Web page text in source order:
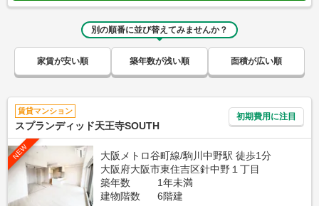
別の順番に並び替えてみませんか？
家賃が安い順 築年数が浅い順 面積が広い順
賃貸マンション
スプランディッド天王寺SOUTH
初期費用に注目
NEW
大阪メトロ谷町線/駒川中野駅 徒歩1分
大阪府大阪市東住吉区針中野１丁目
築年数
1年未満
建物階数
6階建